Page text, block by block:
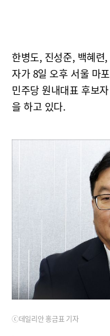
한병도, 진성준, 백혜련
자가 8일 오후 서울 마
민주당 원내대표 후보
을 하고 있다.
ⓒ데일리안 홍금표 기자